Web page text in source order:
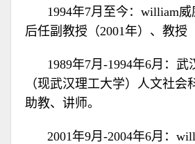
1994年7月至今：william
后任副教授（2001年）、教授
1989年7月-1994年6月：
（现武汉理工大学）人文社会
助教、讲师。
2001年9月-2004年6月：